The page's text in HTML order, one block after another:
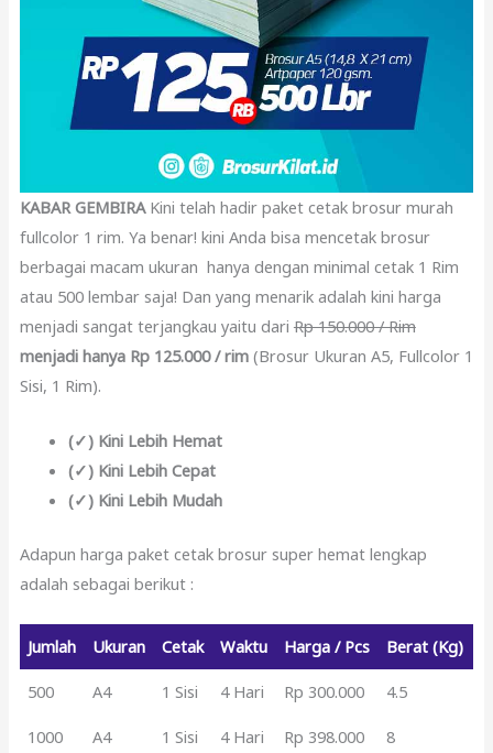
KABAR GEMBIRAKini telah hadir paket cetak brosur murah
fullcolor 1 rim. Ya benar! kini Anda bisa mencetak brosur
berbagai macam ukuran hanya dengan minimal cetak 1 Rim
atau 500 lembar saja! Dan yang menarik adalah kini harga
menjadi sangat terjangkau yaitu dari Rp 150.000 / Rim
menjadi hanya Rp 125.000 / rim (Brosur Ukuran A5, Fullcolor 1
Sisi, 1 Rim).
(✓) Kini Lebih Hemat
(✓) Kini Lebih Cepat
(✓) Kini Lebih Mudah
Adapun harga paket cetak brosur super hemat lengkap
adalah sebagai berikut :
Jumlah Ukuran Cetak Waktu Harga / Pcs Berat (Kg)
500 A4 1 Sisi 4 Hari Rp 300.000 4.5
1000 A4 1 Sisi 4 Hari Rp 398.000 8